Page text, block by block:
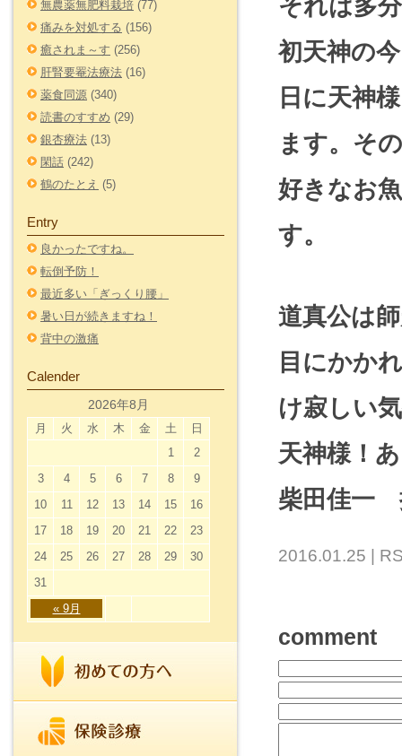
無農薬無肥料栽培 (77)
痛みを対処する (156)
癒されま～す (256)
肝腎要罨法療法 (16)
薬食同源 (340)
読書のすすめ (29)
銀杏療法 (13)
閑話 (242)
鶴のたとえ (5)
Entry
良かったですね。
転倒予防！
最近多い「ぎっくり腰」
暑い日が続きますね！
背中の激痛
Calender
2026年8月
月 火 水 木 金 土 日
« 9月
1
2
3
4 5 6 7 8
9
10
11 12 13 14 15
16
17
18 19 20 21 22
23
24
25 26 27 28 29
30
31
それは多
初天神の
日に天神
ます。そ
好きなお
す。
道真公は
目にかか
け寂しい
天神様！
柴田佳一
2016.01.25 |
comment